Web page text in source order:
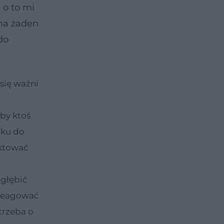
o to mi
żaden
ważni
ktoś
do
o